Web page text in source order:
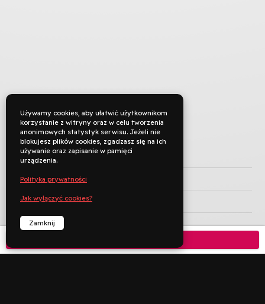
TYTUŁ ORYGINALNY
REŻYSERIA
KRAJ PRODUKCJI
ROK PRODUKCJI
JĘZYK ORYGINAŁU
Używamy cookies, aby ułatwić użytkownikom
korzystanie z witryny oraz w celu tworzenia
anonimowych statystyk serwisu. Jeżeli nie
blokujesz plików cookies, zgadzasz się na ich
używanie oraz zapisanie w pamięci
urządzenia.
Polityka prywatności
Jak wyłączyć cookies?
Zamknij